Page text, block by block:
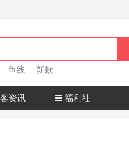
鱼线 新款
资讯 福利社